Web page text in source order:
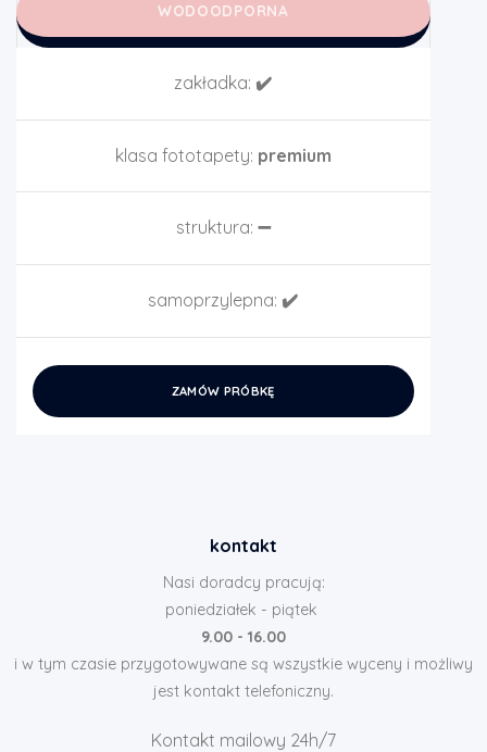
WODOODPORNA
zakładka: ✔️
klasa fototapety: premium
struktura: ➖
samoprzylepna: ✔️
ZAMÓW PRÓBKĘ
kontakt
Nasi doradcy pracują:
poniedziałek - piątek
9.00 - 16.00
i w tym czasie przygotowywane są wszystkie wyceny i możliwy
jest kontakt telefoniczny.
Kontakt mailowy 24h/7